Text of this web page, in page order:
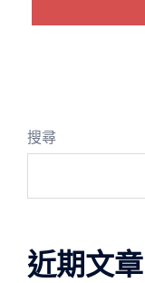
搜尋
近期文章